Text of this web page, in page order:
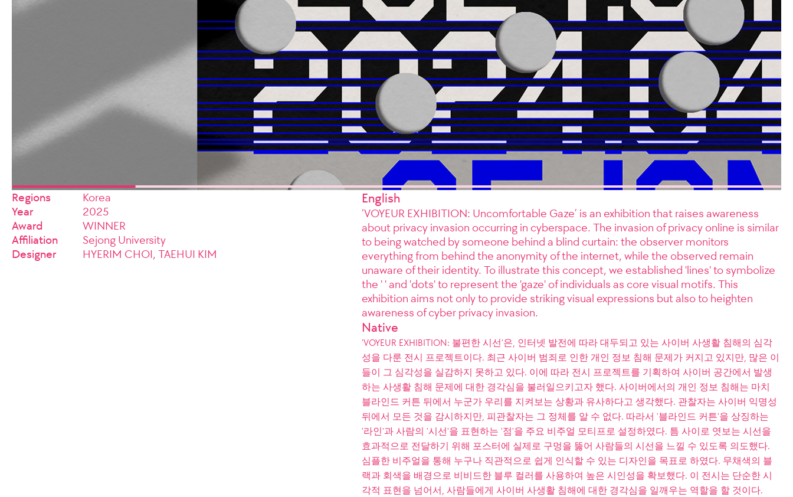
Regions
Korea
Year
2025
Award
WINNER
Affiliation
Sejong University
Designer
HYERIM CHOI, TAEHUI KIM
English
‘VOYEUR EXHIBITION: Uncomfortable Gaze’ is an exhibition that raises awareness
about privacy invasion occurring in cyberspace. The invasion of privacy online is similar
to being watched by someone behind a blind curtain: the observer monitors
everything from behind the anonymity of the internet, while the observed remain
unaware of their identity. To illustrate this concept, we established 'lines' to symbolize
the ' ' and 'dots' to represent the 'gaze' of individuals as core visual motifs. This
exhibition aims not only to provide striking visual expressions but also to heighten
awareness of cyber privacy invasion.
Native
‘VOYEUR EXHIBITION: 불편한 시선’은, 인터넷 발전에 따라 대두되고 있는 사이버 사생활 침해의 심각
성을 다룬 전시 프로젝트이다. 최근 사이버 범죄로 인한 개인 정보 침해 문제가 커지고 있지만, 많은 이
들이 그 심각성을 실감하지 못하고 있다. 이에 따라 전시 프로젝트를 기획하여 사이버 공간에서 발생
하는 사생활 침해 문제에 대한 경각심을 불러일으키고자 했다. 사이버에서의 개인 정보 침해는 마치
블라인드 커튼 뒤에서 누군가 우리를 지켜보는 상황과 유사하다고 생각했다. 관찰자는 사이버 익명성
뒤에서 모든 것을 감시하지만, 피관찰자는 그 정체를 알 수 없다. 따라서 '블라인드 커튼'을 상징하는
'라인'과 사람의 '시선'을 표현하는 '점'을 주요 비주얼 모티프로 설정하였다. 틈 사이로 엿보는 시선을
효과적으로 전달하기 위해 포스터에 실제로 구멍을 뚫어 사람들의 시선을 느낄 수 있도록 의도했다.
심플한 비주얼을 통해 누구나 직관적으로 쉽게 인식할 수 있는 디자인을 목표로 하였다. 무채색의 블
랙과 회색을 배경으로 비비드한 블루 컬러를 사용하여 높은 시인성을 확보했다. 이 전시는 단순한 시
각적 표현을 넘어서, 사람들에게 사이버 사생활 침해에 대한 경각심을 일깨우는 역할을 할 것이다.